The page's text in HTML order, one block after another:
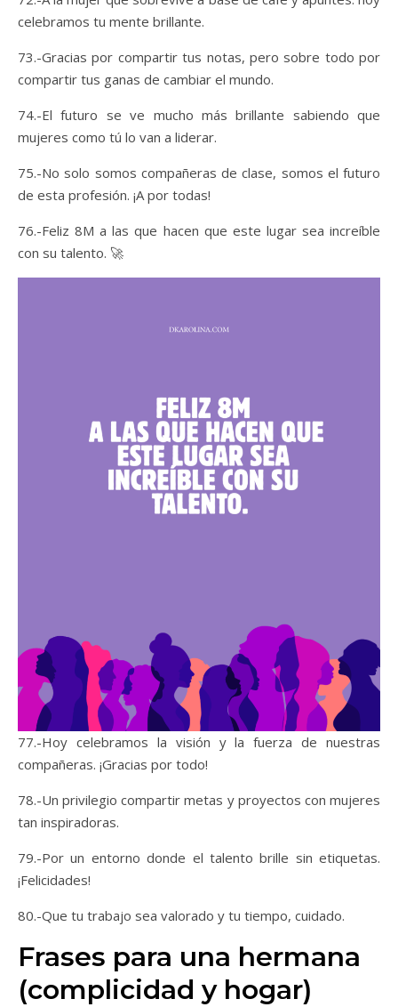
celebramos tu mente brillante.
73.-Gracias por compartir tus notas, pero sobre todo por
compartir tus ganas de cambiar el mundo.
74.-El futuro se ve mucho más brillante sabiendo que
mujeres como tú lo van a liderar.
75.-No solo somos compañeras de clase, somos el futuro
de esta profesión. ¡A por todas!
76.-Feliz 8M a las que hacen que este lugar sea increíble
con su talento. 🚀
77.-Hoy celebramos la visión y la fuerza de nuestras
compañeras. ¡Gracias por todo!
78.-Un privilegio compartir metas y proyectos con mujeres
tan inspiradoras.
79.-Por un entorno donde el talento brille sin etiquetas.
¡Felicidades!
80.-Que tu trabajo sea valorado y tu tiempo, cuidado.
Frases para una hermana
(complicidad y hogar)